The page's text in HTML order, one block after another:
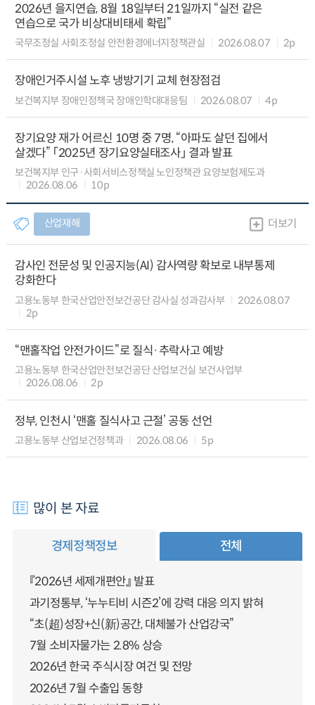
2026년 을지연습, 8월 18일부터 21일까지 “실전 같은
연습으로 국가 비상대비태세 확립”
국무조정실 사회조정실 안전환경에너지정책관실 2026.08.07 2p
장애인거주시설 노후 냉방기기 교체 현장점검
보건복지부 장애인정책국 장애인학대대응팀 2026.08.07 4p
장기요양 재가 어르신 10명 중 7명, “아파도 살던 집에서
살겠다” 「2025년 장기요양실태조사」 결과 발표
보건복지부 인구·사회서비스정책실 노인정책관 요양보험제도과
2026.08.06
10p
산업재해 더보기
감사인 전문성 및 인공지능(AI) 감사역량 확보로 내부통제
강화한다
고용노동부 한국산업안전보건공단 감사실 성과감사부
2026.08.07
2p
“맨홀작업 안전가이드”로 질식·추락사고 예방
고용노동부 한국산업안전보건공단 산업보건실 보건사업부
2026.08.06
2p
정부, 인천시 ‘맨홀 질식사고 근절’ 공동 선언
고용노동부 산업보건정책과 2026.08.06 5p
많이 본 자료
경제정책정보 전체
『2026년 세제개편안』 발표
과기정통부, ‘누누티비 시즌2’에 강력 대응 의지 밝혀
“초(超)성장+신(新)공간, 대체불가 산업강국”
7월 소비자물가는 2.8% 상승
2026년 한국 주식시장 여건 및 전망
2026년 7월 수출입 동향